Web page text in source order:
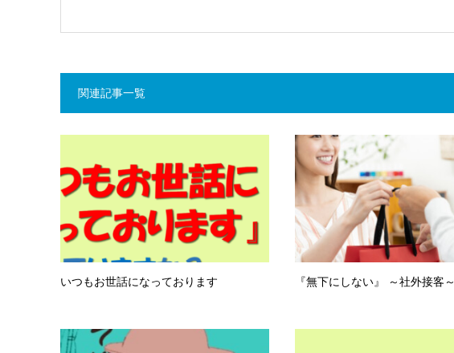
関連記事一覧
いつもお世話になっております 『無下にしない』 ～社外接客～